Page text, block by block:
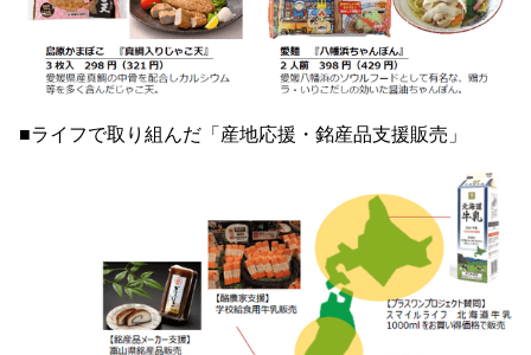
■ライフで取り組んだ「産地応援・銘産品支援販売」